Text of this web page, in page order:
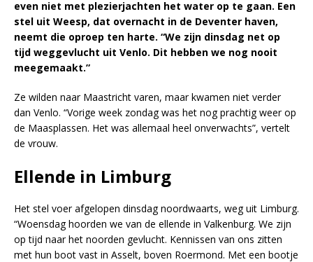
even niet met plezierjachten het water op te gaan. Een
stel uit Weesp, dat overnacht in de Deventer haven,
neemt die oproep ten harte. “We zijn dinsdag net op
tijd weggevlucht uit Venlo. Dit hebben we nog nooit
meegemaakt.”
Ze wilden naar Maastricht varen, maar kwamen niet verder
dan Venlo. “Vorige week zondag was het nog prachtig weer op
de Maasplassen. Het was allemaal heel onverwachts”, vertelt
de vrouw.
Ellende in Limburg
Het stel voer afgelopen dinsdag noordwaarts, weg uit Limburg.
“Woensdag hoorden we van de ellende in Valkenburg. We zijn
op tijd naar het noorden gevlucht. Kennissen van ons zitten
met hun boot vast in Asselt, boven Roermond. Met een bootje